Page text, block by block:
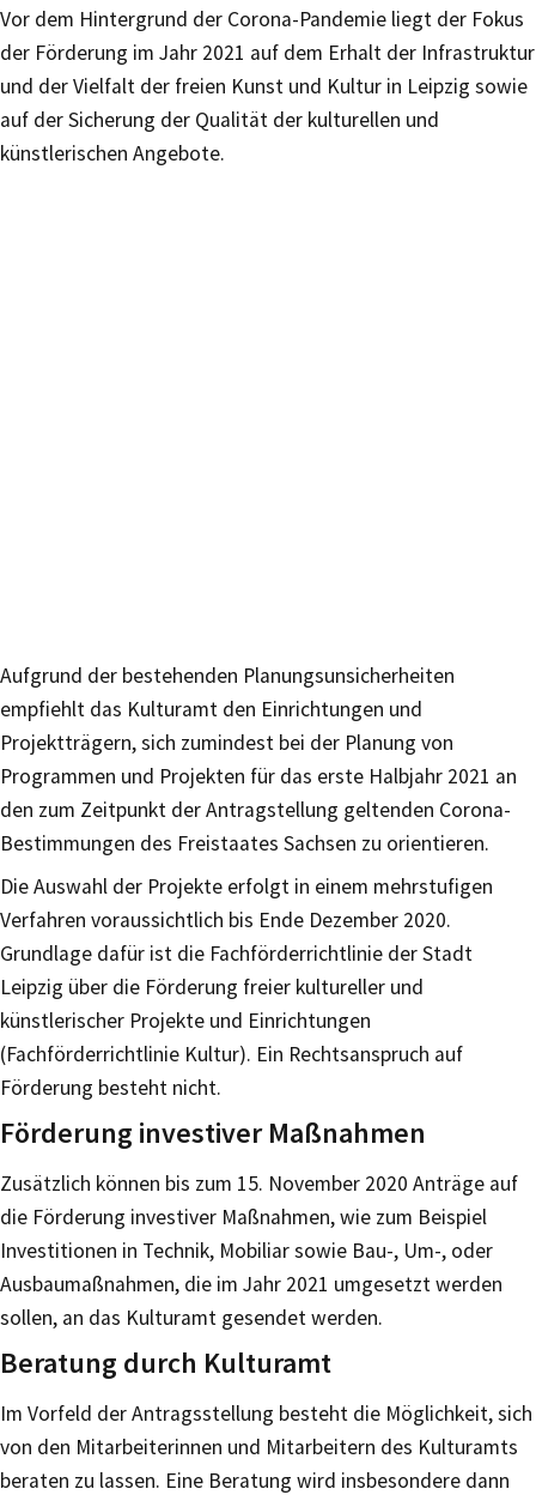
Vor dem Hintergrund der Corona-Pandemie liegt der Fokus
der Förderung im Jahr 2021 auf dem Erhalt der Infrastruktur
und der Vielfalt der freien Kunst und Kultur in Leipzig sowie
auf der Sicherung der Qualität der kulturellen und
künstlerischen Angebote.
Aufgrund der bestehenden Planungsunsicherheiten
empfiehlt das Kulturamt den Einrichtungen und
Projektträgern, sich zumindest bei der Planung von
Programmen und Projekten für das erste Halbjahr 2021 an
den zum Zeitpunkt der Antragstellung geltenden Corona-
Bestimmungen des Freistaates Sachsen zu orientieren.
Die Auswahl der Projekte erfolgt in einem mehrstufigen
Verfahren voraussichtlich bis Ende Dezember 2020.
Grundlage dafür ist die Fachförderrichtlinie der Stadt
Leipzig über die Förderung freier kultureller und
künstlerischer Projekte und Einrichtungen
(Fachförderrichtlinie Kultur). Ein Rechtsanspruch auf
Förderung besteht nicht.
Förderung investiver Maßnahmen
Zusätzlich können bis zum 15. November 2020 Anträge auf
die Förderung investiver Maßnahmen, wie zum Beispiel
Investitionen in Technik, Mobiliar sowie Bau-, Um-, oder
Ausbaumaßnahmen, die im Jahr 2021 umgesetzt werden
sollen, an das Kulturamt gesendet werden.
Beratung durch Kulturamt
Im Vorfeld der Antragsstellung besteht die Möglichkeit, sich
von den Mitarbeiterinnen und Mitarbeitern des Kulturamts
beraten zu lassen. Eine Beratung wird insbesondere dann